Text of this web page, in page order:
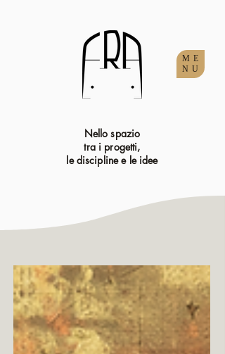
ME
NU
Nello spazio
tra i progetti,
le discipline e le idee